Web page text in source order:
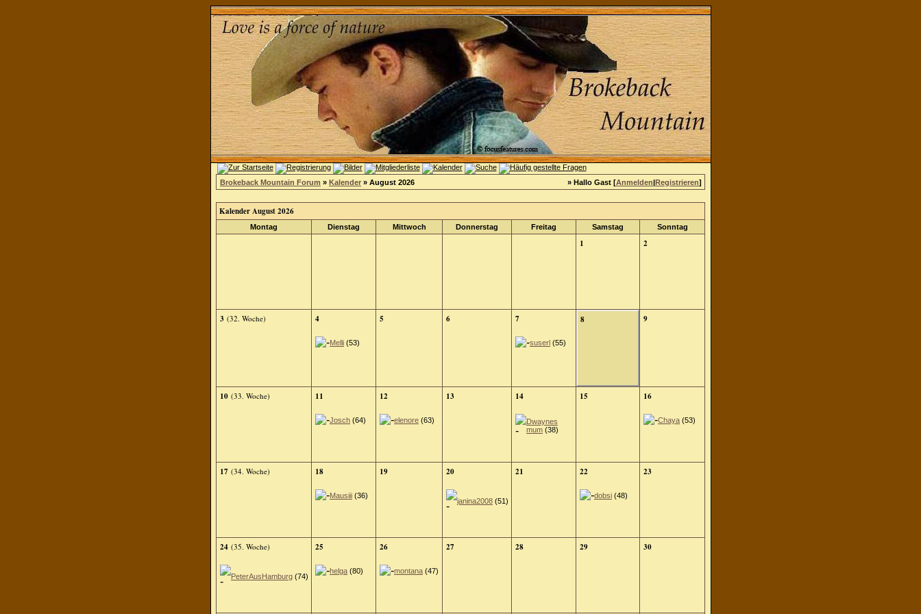
Brokeback Mountain Forum » Kalender » August 2026 » Hallo Gast [Anmelden|Registrieren]
Kalender August 2026
Montag Dienstag Mittwoch Donnerstag Freitag Samstag Sonntag
1 2
3 (32. Woche) 4
Melli (53)
5 6 7
suserl (55)
8 9
10 (33. Woche) 11
Josch (64)
12
elenore (63)
13 14
Dwaynes
mum (38)
15 16
Chaya (53)
17 (34. Woche) 18
Mausiii (36)
19 20
janina2008 (51)
21 22
dobsi (48)
23
24 (35. Woche)
PeterAusHamburg (74)
25
helga (80)
26
montana (47)
27 28 29 30